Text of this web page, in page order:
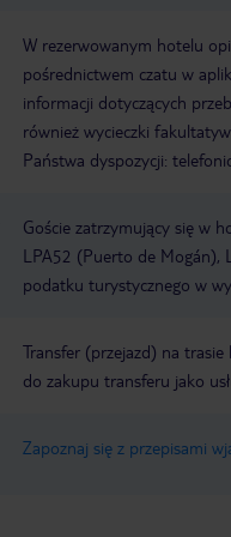
W rezerwowanym hotelu
pośrednictwem czatu w
informacji dotyczących
również wycieczki
Państwa dyspozycji:
Goście zatrzymujący się w
LPA52 (Puerto de Mogán),
podatku turystycznego w
Transfer (przejazd) na
do zakupu transferu jako
Zapoznaj się z przepisami